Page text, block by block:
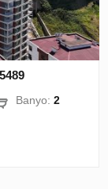
Banyo:2